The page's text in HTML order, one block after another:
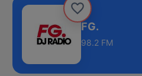
FG.
98.2 FM